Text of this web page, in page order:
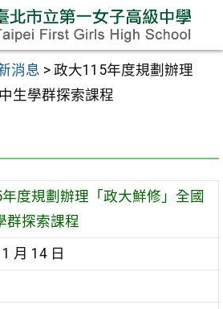
消息 > 政大115年度規劃辦理
生學群探索課程
度規劃辦理「政大鮮修」全國
群探索課程
月 14 日